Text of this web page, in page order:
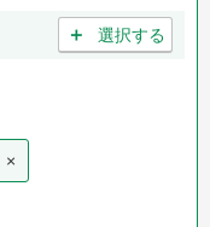
＋ 選択する
×